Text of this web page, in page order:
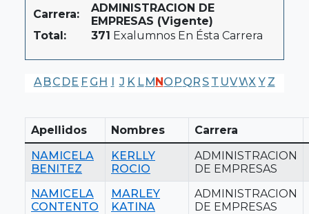
Carrera:
ADMINISTRACION DE
EMPRESAS (Vigente)
Total:
371 Exalumnos En Ésta Carrera
A BC DE F G H I J K LMNO PQR S T UVWX Y Z
Apellidos Nombres
Carrera
NAMICELA
BENITEZ
KERLLY
ROCIO
ADMINISTRACION
DE EMPRESAS
NAMICELA
CONTENTO
MARLEY
KATINA
ADMINISTRACION
DE EMPRESAS